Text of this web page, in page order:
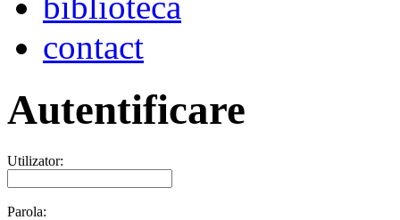
contact
Autentificare
Utilizator:
Parola: